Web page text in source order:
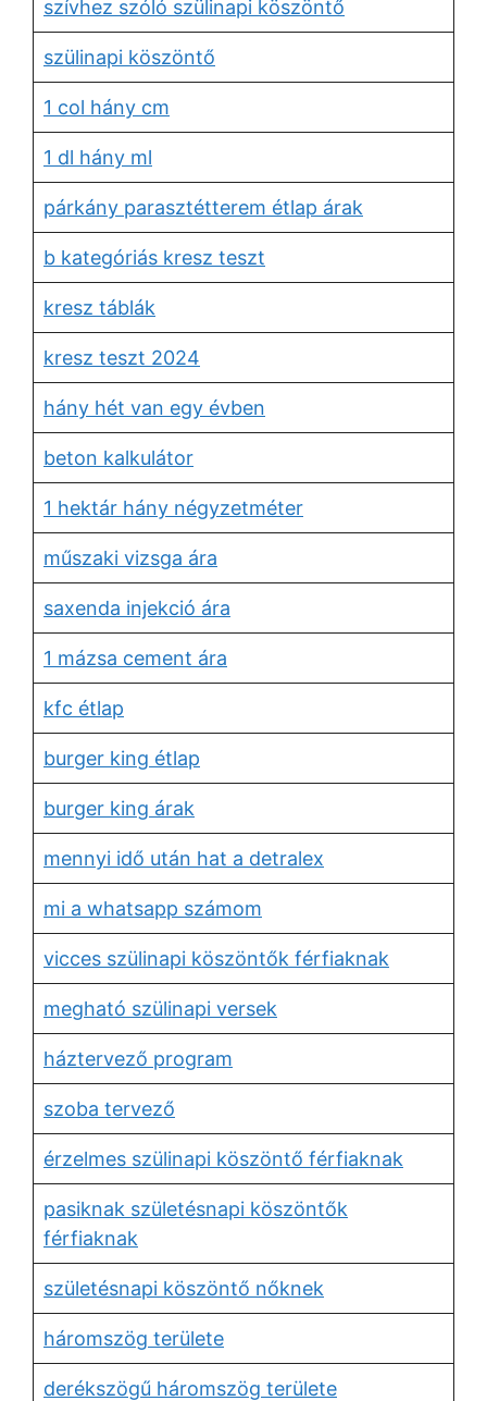
szívhez szóló szülinapi köszöntő
szülinapi köszöntő
1 col hány cm
1 dl hány ml
párkány parasztétterem étlap árak
b kategóriás kresz teszt
kresz táblák
kresz teszt 2024
hány hét van egy évben
beton kalkulátor
1 hektár hány négyzetméter
műszaki vizsga ára
saxenda injekció ára
1 mázsa cement ára
kfc étlap
burger king étlap
burger king árak
mennyi idő után hat a detralex
mi a whatsapp számom
vicces szülinapi köszöntők férfiaknak
megható szülinapi versek
háztervező program
szoba tervező
érzelmes szülinapi köszöntő férfiaknak
pasiknak születésnapi köszöntők
férfiaknak
születésnapi köszöntő nőknek
háromszög területe
derékszögű háromszög területe